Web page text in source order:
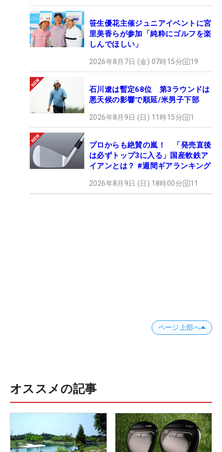
笹生優花主催ジュニアイベントに宮
里美香らが参加「純粋にゴルフを楽
しんでほしい」
2026年8月7日 (金) 07時15分 19
石川遼は暫定68位 第3ラウンドは
悪天候の影響で順延/米男子下部
2026年8月9日 (日) 11時15分 1
プロからも絶賛の嵐！ 「発売直後
は必ずトップ3に入る」国産軟鉄ア
イアンとは？ #週間ギアランキング
2026年8月9日 (日) 18時00分 11
ページ上部へ
オススメの記事